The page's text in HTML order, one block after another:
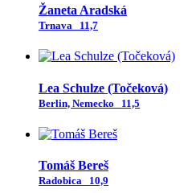
Žaneta Aradská
Trnava 11,7
Lea Schulze (Točeková)
Berlin, Nemecko 11,5
Tomáš Bereš
Radobica 10,9